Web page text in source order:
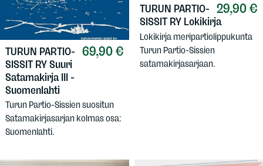
69,90 €
TURUN PARTIO-
SISSIT RYSuuri
Satamakirja III -
Suomenlahti
Turun Partio-Sissien suositun
Satamakirjasarjan kolmas osa:
Suomenlahti.
29,90 €
TURUN PARTIO-
SISSIT RY Lokikirja
Lokikirja meripartiolippukunta
Turun Partio-Sissien
satamakirjasarjaan.